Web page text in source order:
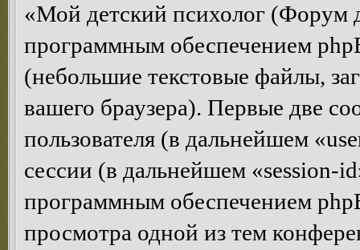
«Мой детский психолог (Форум
программным обеспечением
(небольшие текстовые файлы,
вашего браузера). Первые две
пользователя (в дальнейшем
сессии (в дальнейшем «session-
программным обеспечением
просмотра одной из тем